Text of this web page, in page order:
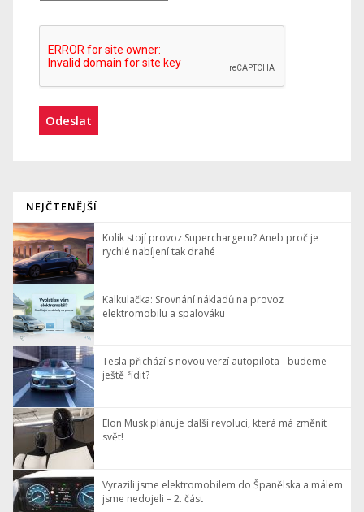
Odeslat
NEJČTENĚJŠÍ
Kolik stojí provoz Superchargeru? Aneb proč je
rychlé nabíjení tak drahé
Kalkulačka: Srovnání nákladů na provoz
elektromobilu a spalováku
Tesla přichází s novou verzí autopilota - budeme
ještě řídit?
Elon Musk plánuje další revoluci, která má změnit
svět!
Vyrazili jsme elektromobilem do Španělska a málem
jsme nedojeli – 2. část